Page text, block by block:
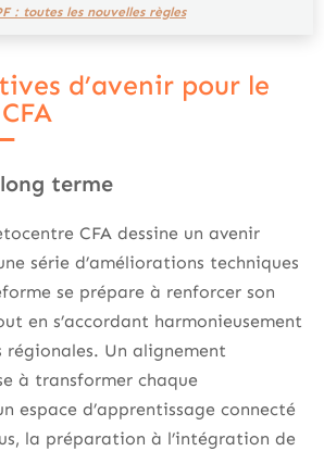
: toutes les nouvelles règles
d’avenir pour le
terme
CFA dessine un avenir
série d’améliorations techniques
se prépare à renforcer son
en s’accordant harmonieusement
régionales. Un alignement
à transformer chaque
espace d’apprentissage connecté
la préparation à l’intégration de